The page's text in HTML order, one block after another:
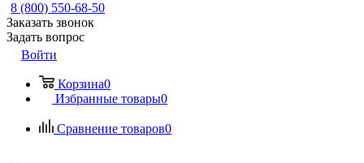
8 (800) 550-68-50
Заказать звонок
Задать вопрос
Войти
Корзина0
Избранные товары0
Сравнение товаров0